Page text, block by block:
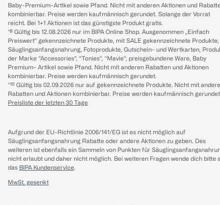
Baby-Premium-Artikel sowie Pfand. Nicht mit anderen Aktionen und
kombinierbar. Preise werden kaufmännisch gerundet. Solange der Vorrat
reicht. Bei 1+1 Aktionen ist das günstigste Produkt gratis.
*⁸ Gültig bis 12.08.2026 nur im BIPA Online Shop. Ausgenommen „Einfach
Preiswert“ gekennzeichnete Produkte, mit SALE gekennzeichnete Produkte,
Säuglingsanfangsnahrung, Fotoprodukte, Gutschein- und Wertkarten,
der Marke “Accessories“, “Tonies“, “Mavie“, preisgebundene Ware, Baby
Premium- Artikel sowie Pfand. Nicht mit anderen Rabatten und Aktionen
kombinierbar. Preise werden kaufmännisch gerundet.
*¹⁰ Gültig bis 02.09.2026 nur auf gekennzeichnete Produkte. Nicht mit
Rabatten und Aktionen kombinierbar. Preise werden kaufmännisch
Preisliste der letzten 30 Tage
Aufgrund der EU-Richtlinie 2006/141/EG ist es nicht möglich auf
Säuglingsanfangsnahrung Rabatte oder andere Aktionen zu geben. Des
weiteren ist ebenfalls ein Sammeln von Punkten für
nicht erlaubt und daher nicht möglich. Bei weiteren Fragen wende dich bitte
das BIPA Kundenservice.
MwSt. gesenkt